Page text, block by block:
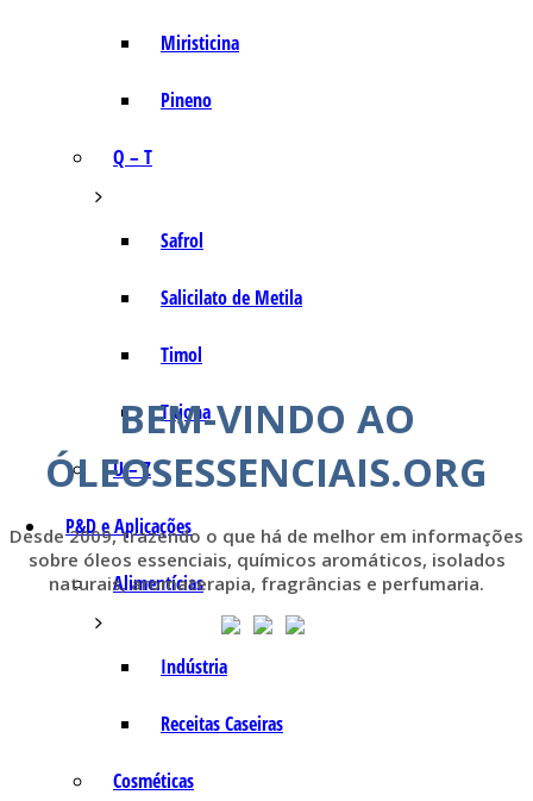
Miristicina
Pineno
Q – T
Safrol
Salicilato de Metila
Timol
Tujona
U – Z
P&D e Aplicações
Alimentícias
Indústria
Receitas Caseiras
Cosméticas
BEM-VINDO AO
ÓLEOSESSENCIAIS.ORG
Desde 2009, trazendo o que há de melhor em informações
sobre óleos essenciais, químicos aromáticos, isolados
naturais, aromaterapia, fragrâncias e perfumaria.